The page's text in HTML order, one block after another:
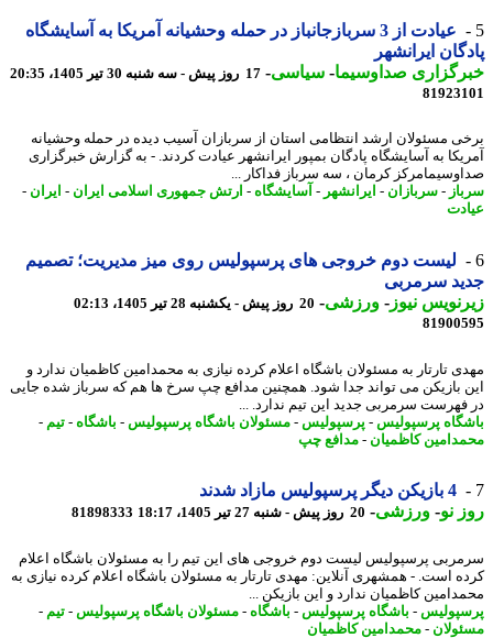
عیادت از 3 سربازجانباز در حمله وحشیانه آمریکا به آسایشگاه
ایرانشهر
صداوسیما-سیاسی-17 روز پیش - سه شنبه 30 تیر 1405، 20:35
مسئولان ارشد انتظامی استان از سربازان آسیب دیده در حمله وحشیانه
به آسایشگاه پادگان بمپور ایرانشهر عیادت کردند. - به گزارش خبرگزاری
کرمان ، سه سرباز فداکار ...
- سربازان- ایرانشهر-آسایشگاه-ارتش جمهوری اسلامی ایران - ایران -
لیست دوم خروجی های پرسپولیس روی میز مدیریت؛ تصمیم
سرمربی
نیوز-ورزشی-20 روز پیش - یکشنبه 28 تیر 1405، 02:13
تارتار به مسئولان باشگاه اعلام کرده نیازی به محمدامین کاظمیان ندارد و
بازیکن می تواند جدا شود. همچنین مدافع چپ سرخ ها هم که سرباز شده جایی
سرمربی جدید این تیم ندارد. ...
پرسپولیس-پرسپولیس-مسئولان باشگاه پرسپولیس-باشگاه-تیم -
کاظمیان-مدافع چپ
4 بازیکن دیگر پرسپولیس مازاد شدند
نو- ورزشی-20 روز پیش - شنبه 27 تیر 1405، 18:17 81898333
پرسپولیس لیست دوم خروجی های این تیم را به مسئولان باشگاه اعلام
است. - همشهری آنلاین: مهدی تارتار به مسئولان باشگاه اعلام کرده نیازی به
کاظمیان ندارد و این بازیکن ...
-باشگاه پرسپولیس-باشگاه-مسئولان باشگاه پرسپولیس-تیم -
-محمدامین کاظمیان